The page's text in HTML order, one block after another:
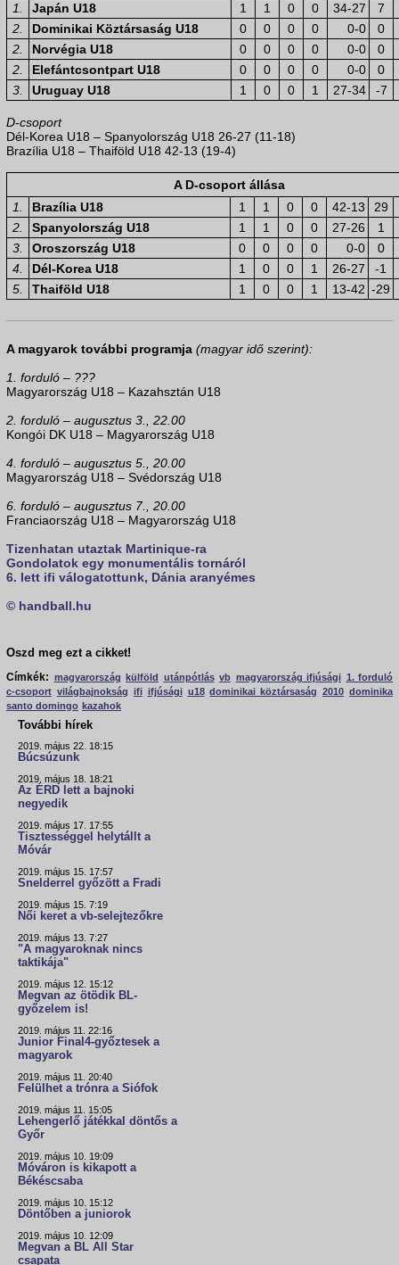
1.
Japán U18 1 1 0 0 34-27
7
2.
Dominikai Köztársaság U18 0 0 0 0 0-0
0
2.
Norvégia U18 0 0 0 0 0-0
0
2.
Elefántcsontpart U18 0 0 0 0 0-0
0
3.
Uruguay U18 1 0 0 1 27-34 -7
D-csoport
Dél-Korea U18 – Spanyolország U18 26-27 (11-18)
Brazília U18 – Thaiföld U18 42-13 (19-4)
A D-csoport állása
1.
Brazília U18 1 1 0 0 42-13
29
2.
Spanyolország U18 1 1 0 0 27-26
1
3.
Oroszország U18 0 0 0 0 0-0
0
4.
Dél-Korea U18 1 0 0 1 26-27
-1
5.
Thaiföld U18 1 0 0 1 13-42 -29
A magyarok további programja (magyar idő szerint):
1. forduló – ???
Magyarország U18 – Kazahsztán U18
2. forduló – augusztus 3., 22.00
Kongói DK U18 – Magyarország U18
4. forduló – augusztus 5., 20.00
Magyarország U18 – Svédország U18
6. forduló – augusztus 7., 20.00
Franciaország U18 – Magyarország U18
Tizenhatan utaztak Martinique-ra
Gondolatok egy monumentális tornáról
6. lett ifi válogatottunk, Dánia aranyémes
© handball.hu
Oszd meg ezt a cikket!
Címkék: magyarország külföld utánpótlás vb magyarország ifjúsági 1. forduló
c-csoport világbajnokság ifi ifjúsági u18 dominikai köztársaság 2010 dominika
santo domingo kazahok
További hírek
2019. május 22. 18:15
Búcsúzunk
2019. május 18. 18:21
Az ÉRD lett a bajnoki
negyedik
2019. május 17. 17:55
Tisztességgel helytállt a
Móvár
2019. május 15. 17:57
Snelderrel győzött a Fradi
2019. május 15. 7:19
Női keret a vb-selejtezőkre
2019. május 13. 7:27
"A magyaroknak nincs
taktikája"
2019. május 12. 15:12
Megvan az ötödik BL-
győzelem is!
2019. május 11. 22:16
Junior Final4-győztesek a
magyarok
2019. május 11. 20:40
Felülhet a trónra a Siófok
2019. május 11. 15:05
Lehengerlő játékkal döntős a
Győr
2019. május 10. 19:09
Móváron is kikapott a
Békéscsaba
2019. május 10. 15:12
Döntőben a juniorok
2019. május 10. 12:09
Megvan a BL All Star
csapata